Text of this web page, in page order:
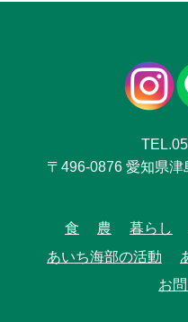
〒496-0876 愛知県
食 農 暮らし
あいち海部の活動
お